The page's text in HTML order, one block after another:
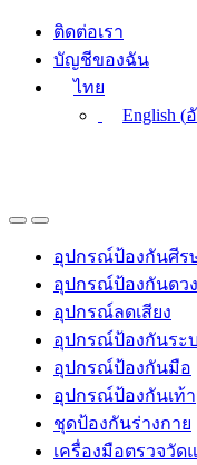
Skip
navigation
Skip
content
ติดต่อเรา
บัญชีของฉัน
ไทย
English (
อุปกรณ์ป้องกันศีร
อุปกรณ์ป้องกันดว
อุปกรณ์ลดเสียง
อุปกรณ์ป้องกันระ
อุปกรณ์ป้องกันมือ
อุปกรณ์ป้องกันเท้า
ชุดป้องกันร่างกาย
เครื่องมือตรวจวัด